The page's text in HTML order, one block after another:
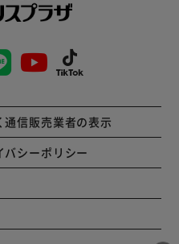
信販売業者の表示
シーポリシー